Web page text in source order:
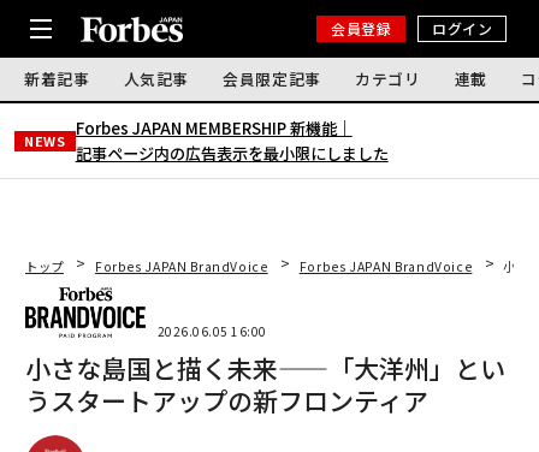
会員登録 ログイン
新着記事 人気記事 会員限定記事 カテゴリ 連載
NEWS
Forbes JAPAN MEMBERSHIP 新機能｜
記事ページ内の広告表示を最小限にしました
トップ Forbes JAPAN BrandVoice Forbes JAPAN BrandVoice 小さ
2026.06.05 16:00
小さな島国と描く未来——「大洋州」とい
うスタートアップの新フロンティア